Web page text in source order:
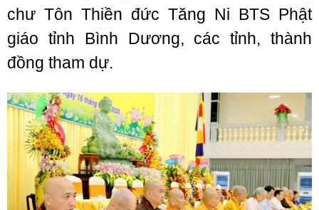
chư Tôn Thiền đức Tăng Ni BTS Phật
giáo tỉnh Bình Dương, các tỉnh, thành
đồng tham dự.